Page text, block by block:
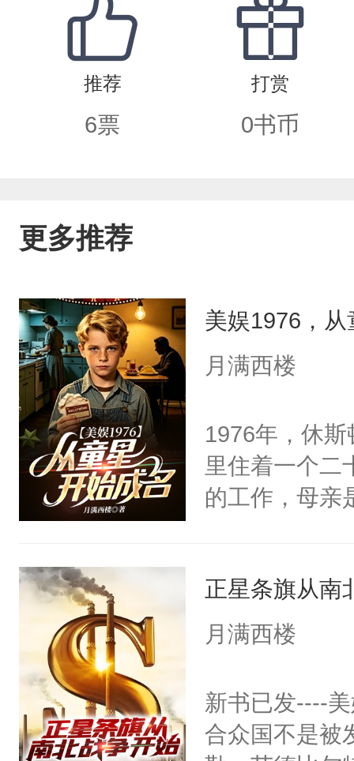
推荐
6票
打赏
0书币
更多推荐
美娱1976，
月满西楼
1976年，休
里住着一个二
的工作，母亲
第一句台词，
那张工人家庭
庭和七十年代
正星条旗从南
月满西楼
新书已发----
合众国不是被